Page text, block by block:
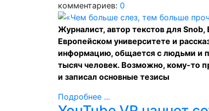
комментариев: 0
Журналист, автор текстов для
Европейском университете и
информацию, общается с людьми и
тысяч человек. Возможно, кому-то
и записал основные тезисы
Подробнее ...